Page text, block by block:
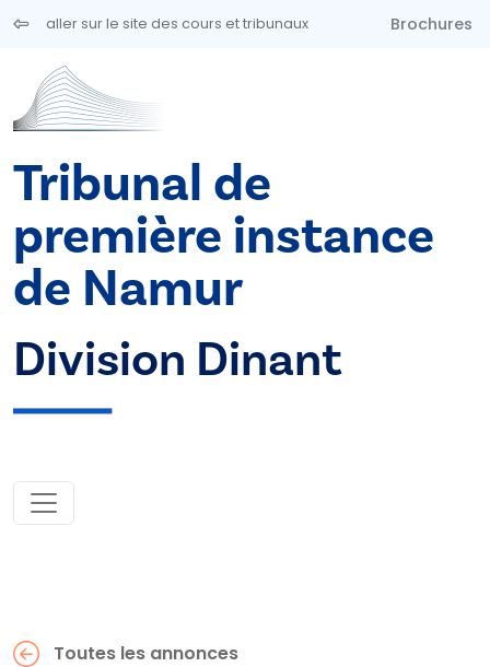
Aller au contenu principal
aller sur le site des cours et tribunaux Brochures
Tribunal de
première instance
de Namur
Division Dinant
Toutes les annonces